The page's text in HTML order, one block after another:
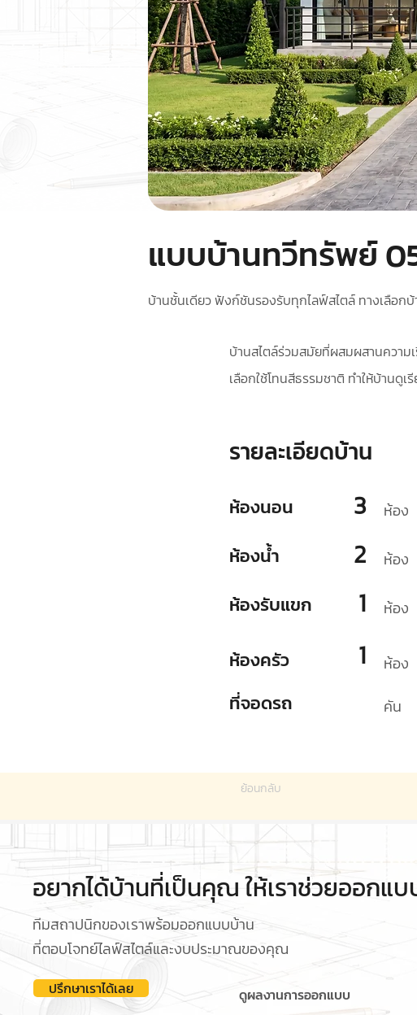
แบบบ้านทวีทรัพย์
บ้านชั้นเดียว ฟังก์ชันรองรับทุกไลฟ์สไตล์ ทางเลือก
บ้านสไตล์ร่วมสมัยที่ผสมผสานความ
เลือกใช้โทนสีธรรมชาติ ทำให้บ้านดู
รายละเอียดบ้าน
ห้องนอน 3 ห้อง
ห้องน้ำ 2 ห้อง
ห้องรับแขก 1 ห้อง
ห้องครัว 1 ห้อง
ที่จอดรถ คัน
ย้อนกลับ
อยากได้บ้านที่เป็นคุณ ให้เราช่วยออกแบ
ทีมสถาปนิกของเราพร้อมออกแบบบ้าน
ที่ตอบโจทย์ไลฟ์สไตล์และงบประมาณของคุณ
ปรึกษาเราได้เลย ดูผลงานการออกแบบ